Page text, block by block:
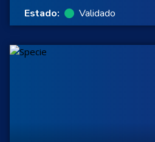
Estado:
Validado